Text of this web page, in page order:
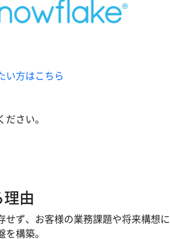
い方はこちら
さい。
由
せず、お客様の業務課題や将来構想に
構築。